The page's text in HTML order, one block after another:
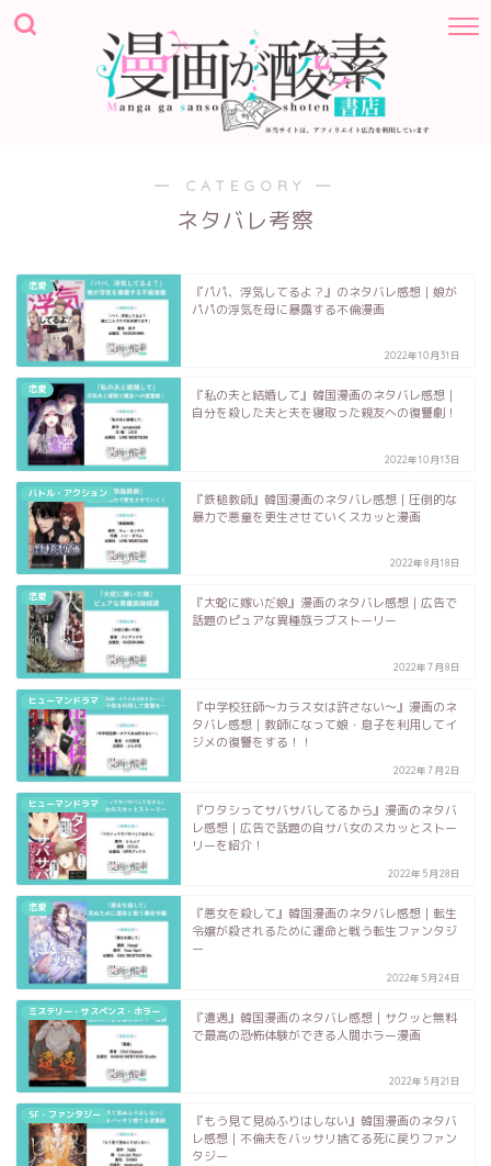
― CATEGORY ―
ネタバレ考察
恋愛
『パパ、浮気してるよ？』のネタバレ感想｜娘が
パパの浮気を母に暴露する不倫漫画
2022年10月31日
恋愛
『私の夫と結婚して』韓国漫画のネタバレ感想｜
自分を殺した夫と夫を寝取った親友への復讐劇！
2022年10月13日
バトル・アクション
『鉄槌教師』韓国漫画のネタバレ感想｜圧倒的な
暴力で悪童を更生させていくスカッと漫画
2022年8月18日
恋愛
『大蛇に嫁いだ娘』漫画のネタバレ感想｜広告で
話題のピュアな異種族ラブストーリー
2022年7月8日
ヒューマンドラマ
『中学校狂師〜カラス女は許さない〜』漫画のネ
タバレ感想｜教師になって娘・息子を利用してイ
ジメの復讐をする！！
2022年7月2日
ヒューマンドラマ
『ワタシってサバサバしてるから』漫画のネタバ
レ感想｜広告で話題の自サバ女のスカッとストー
リーを紹介！
2022年5月28日
恋愛
『悪女を殺して』韓国漫画のネタバレ感想｜転生
令嬢が殺されるために運命と戦う転生ファンタジ
ー
2022年5月24日
ミステリー・サスペンス・ホラー
『遭遇』韓国漫画のネタバレ感想｜サクッと無料
で最高の恐怖体験ができる人間ホラー漫画
2022年5月21日
SF・ファンタジー
『もう見て見ぬふりはしない』韓国漫画のネタバ
レ感想｜不倫夫をバッサリ捨てる死に戻りファン
タジー